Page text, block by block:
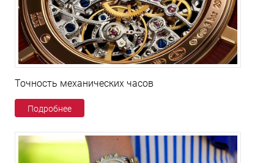
Точность механических часов
Подробнее